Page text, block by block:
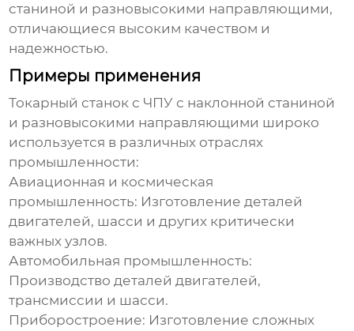
станиной и разновысокими направляющими,
отличающиеся высоким качеством и
надежностью.
Примеры применения
Токарный станок с ЧПУ с наклонной станиной
и разновысокими направляющими широко
используется в различных отраслях
промышленности:
Авиационная и космическая
промышленность: Изготовление деталей
двигателей, шасси и других критически
важных узлов.
Автомобильная промышленность:
Производство деталей двигателей,
трансмиссии и шасси.
Приборостроение: Изготовление сложных